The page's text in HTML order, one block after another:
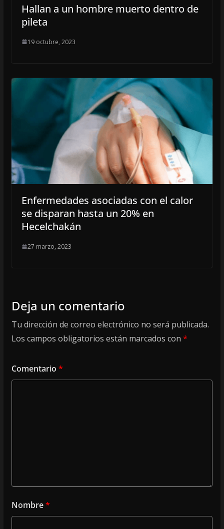
Hallan a un hombre muerto dentro de
pileta
19 octubre, 2023
Enfermedades asociadas con el calor
se disparan hasta un 20% en
Hecelchakán
27 marzo, 2023
Deja un comentario
Tu dirección de correo electrónico no será publicada.
Los campos obligatorios están marcados con *
Comentario *
Nombre*